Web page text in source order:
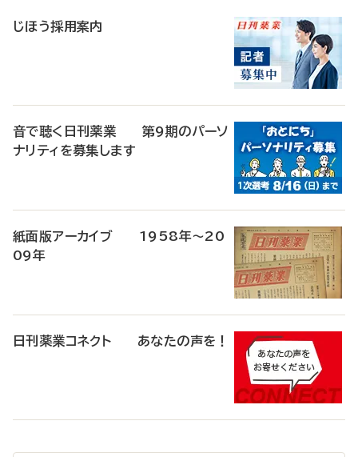
じほう採用案内
音で聴く日刊薬業 第9期のパーソ
ナリティを募集します
紙面版アーカイブ 1958年～20
09年
日刊薬業コネクト あなたの声を！